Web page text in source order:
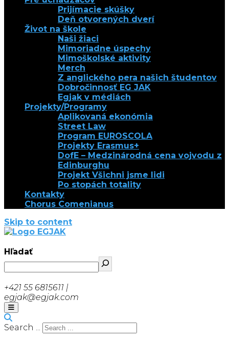
Prijímacie skúšky
Deň otvorených dverí
Život na škole
Naši žiaci
Mimoriadne úspechy
Mimoškolské aktivity
Merch
Z anglického pera našich študentov
Dobročinnosť EG JAK
Egjak v médiách
Projekty/Programy
Aplikovaná ekonómia
Street Law
Program EUROSCOLA
Projekty Erasmus+
DofE – Medzinárodná cena vojvodu z
Edinburghu
Projekt Všichni jsme lidi
Po stopách totality
Kontakty
Chorus Comenianus
Skip to content
EGJAK
Hľadať
+421 55 6815611 |
egjak@egjak.com
Search ...